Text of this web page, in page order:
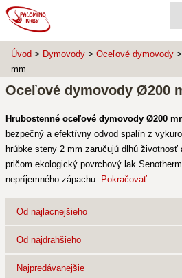
Úvod > Dymovody > Oceľové dymovody
mm
Oceľové dymovody Ø200
Hrubostenné oceľové dymovody Ø200
bezpečný a efektívny odvod spalín z
hrúbke steny 2 mm zaručujú dlhú životnosť
pričom ekologický povrchový lak
nepríjemného zápachu. Pokračovať
Od najlacnejšieho
Od najdrahšieho
Najpredávanejšie